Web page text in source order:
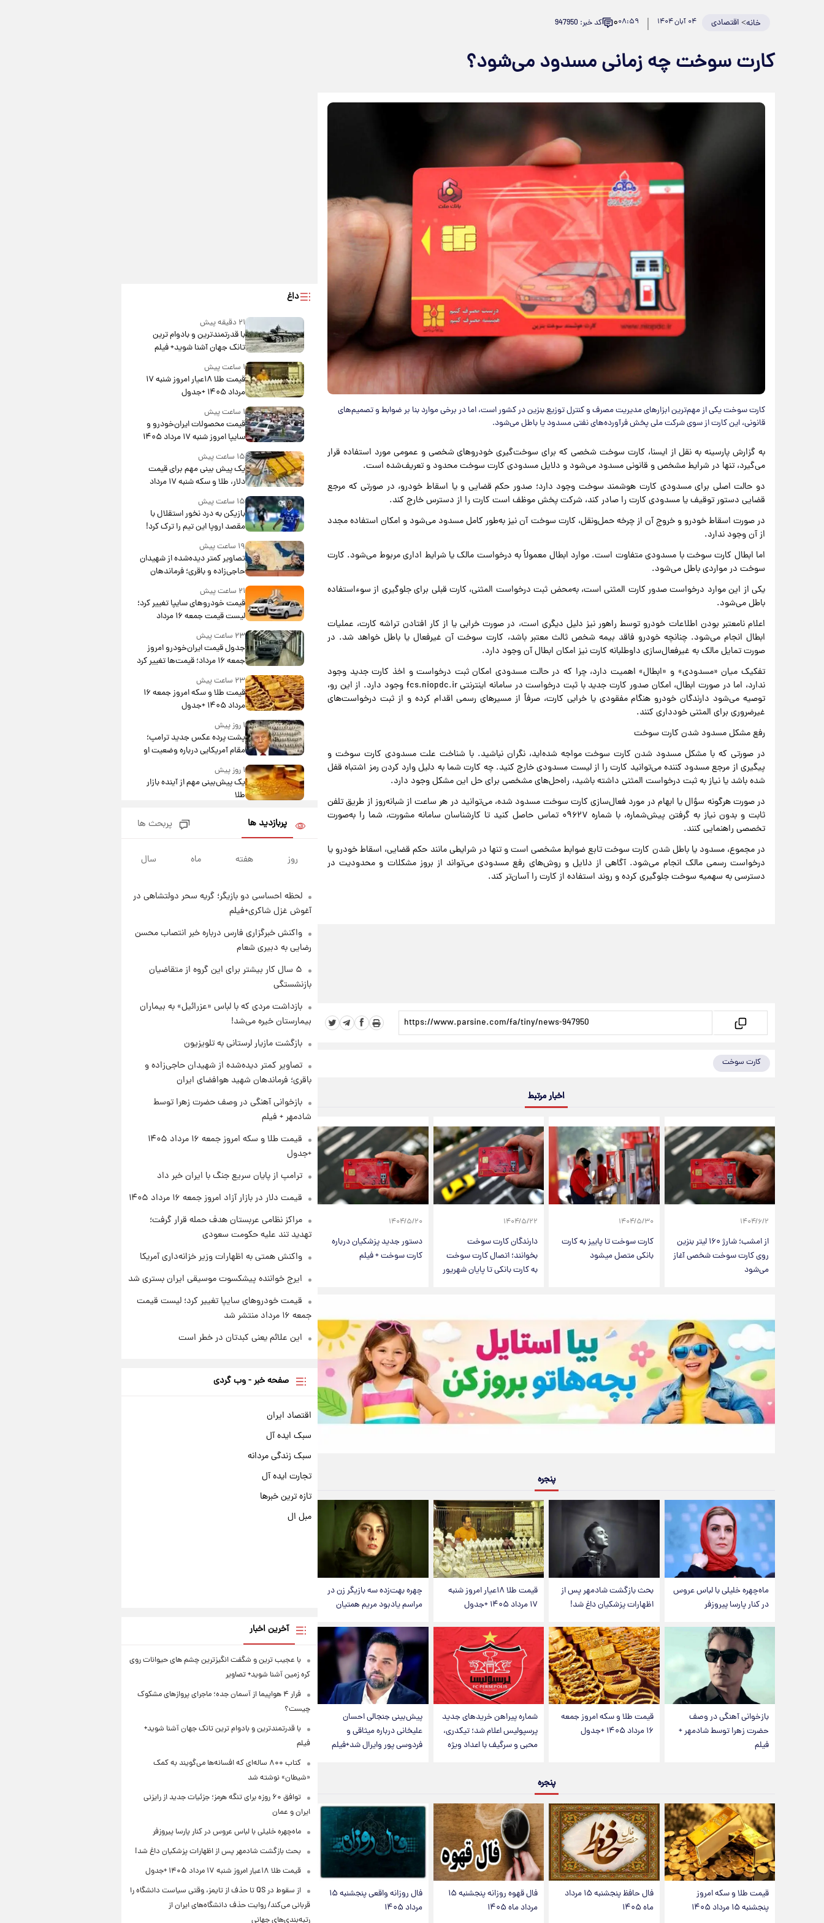
خانه>اقتصادی ۰۴ آبان ۱۴۰۴ ۰۸:۵۹۰ کد خبر: 947950
کارت سوخت چه زمانی مسدود می‌شود؟
کارت سوخت یکی از مهم‌ترین ابزارهای مدیریت مصرف و کنترل توزیع بنزین در کشور است، اما در برخی موارد بنا بر ضوابط و تصمیم‌های
قانونی، این کارت از سوی شرکت ملی پخش فرآورده‌های نفتی مسدود یا باطل می‌شود.
به گزارش پارسینه به نقل از ایسنا، کارت سوخت شخصی که برای سوخت‌گیری خودروهای شخصی و عمومی مورد استفاده قرار
می‌گیرد، تنها در شرایط مشخص و قانونی مسدود می‌شود و دلایل مسدودی کارت سوخت محدود و تعریف‌شده است.
دو حالت اصلی برای مسدودی کارت هوشمند سوخت وجود دارد؛ صدور حکم قضایی و یا اسقاط خودرو، در صورتی که مرجع
قضایی دستور توقیف یا مسدودی کارت را صادر کند، شرکت پخش موظف است کارت را از دسترس خارج کند.
در صورت اسقاط خودرو و خروج آن از چرخه حمل‌ونقل، کارت سوخت آن نیز به‌طور کامل مسدود می‌شود و امکان استفاده مجدد
از آن وجود ندارد.
اما ابطال کارت سوخت با مسدودی متفاوت است. موارد ابطال معمولاً به درخواست مالک یا شرایط اداری مربوط می‌شود. کارت
سوخت در مواردی باطل می‌شود.
یکی از این موارد درخواست صدور کارت المثنی است، به‌محض ثبت درخواست المثنی، کارت قبلی برای جلوگیری از سوءاستفاده
باطل می‌شود.
اعلام نامعتبر بودن اطلاعات خودرو توسط راهور نیز دلیل دیگری است، در صورت خرابی یا از کار افتادن تراشه کارت، عملیات
ابطال انجام می‌شود. چنانچه خودرو فاقد بیمه شخص ثالث معتبر باشد، کارت سوخت آن غیرفعال یا باطل خواهد شد. در
صورت تمایل مالک به غیرفعال‌سازی داوطلبانه کارت نیز امکان ابطال آن وجود دارد.
تفکیک میان «مسدودی» و «ابطال» اهمیت دارد، چرا که در حالت مسدودی امکان ثبت درخواست و اخذ کارت جدید وجود
ندارد، اما در صورت ابطال، امکان صدور کارت جدید با ثبت درخواست در سامانه اینترنتی fcs.niopdc.ir وجود دارد. از این رو،
توصیه می‌شود دارندگان خودرو هنگام مفقودی یا خرابی کارت، صرفاً از مسیرهای رسمی اقدام کرده و از ثبت درخواست‌های
غیرضروری برای المثنی خودداری کنند.
رفع مشکل مسدود شدن کارت سوخت
در صورتی که با مشکل مسدود شدن کارت سوخت مواجه شده‌اید، نگران نباشید. با شناخت علت مسدودی کارت سوخت و
پیگیری از مرجع مسدود کننده می‌توانید کارت را از لیست مسدودی خارج کنید. چه کارت شما به دلیل وارد کردن رمز اشتباه قفل
شده باشد یا نیاز به ثبت درخواست المثنی داشته باشید، راه‌حل‌های مشخصی برای حل این مشکل وجود دارد.
در صورت هرگونه سؤال یا ابهام در مورد فعال‌سازی کارت سوخت مسدود شده، می‌توانید در هر ساعت از شبانه‌روز از طریق تلفن
ثابت و بدون نیاز به گرفتن پیش‌شماره، با شماره ۰۹۶۲۷ تماس حاصل کنید تا کارشناسان سامانه مشورت، شما را به‌صورت
تخصصی راهنمایی کنند.
در مجموع، مسدود یا باطل شدن کارت سوخت تابع ضوابط مشخصی است و تنها در شرایطی مانند حکم قضایی، اسقاط خودرو یا
درخواست رسمی مالک انجام می‌شود. آگاهی از دلایل و روش‌های رفع مسدودی می‌تواند از بروز مشکلات و محدودیت در
دسترسی به سهمیه سوخت جلوگیری کرده و روند استفاده از کارت را آسان‌تر کند.
کارت سوخت
اخبار مرتبط
۱۴۰۴/۶/۲
از امشب؛ شارژ ۱۶۰ لیتر بنزین
روی کارت سوخت شخصی آغاز
می‌شود
۱۴۰۴/۵/۳۰
کارت سوخت تا پاییز به کارت
بانکی متصل میشود
۱۴۰۴/۵/۲۲
دارندگان کارت سوخت
بخوانند؛ اتصال کارت سوخت
به کارت بانکی تا پایان شهریور
۱۴۰۴/۵/۲۰
دستور جدید پزشکیان درباره
کارت سوخت + فیلم
پنجره
ماه‌چهره خلیلی با لباس عروس
در کنار پارسا پیروزفر
بحث بازگشت شادمهر پس از
اظهارات پزشکیان داغ شد!
قیمت طلا ۱۸عیار امروز شنبه
۱۷ مرداد ۱۴۰۵ +جدول
چهره بهت‌زده سه بازیگر زن در
مراسم یادبود مریم همتیان
بازخوانی آهنگی در وصف
حضرت زهرا توسط شادمهر +
فیلم
قیمت طلا و سکه امروز جمعه
۱۶ مرداد ۱۴۰۵ +جدول
شماره پیراهن خریدهای جدید
پرسپولیس اعلام شد؛ تیکدری،
محبی و سرگیف با اعداد ویژه
پیش‌بینی جنجالی احسان
علیخانی درباره میثاقی و
فردوسی پور وایرال شد+فیلم
پنجره
قیمت طلا و سکه امروز
پنجشنبه ۱۵ مرداد ۱۴۰۵
فال حافظ پنجشنبه ۱۵ مرداد
ماه ۱۴۰۵
فال قهوه روزانه پنجشنبه ۱۵
مرداد ماه ۱۴۰۵
فال روزانه واقعی پنجشنبه ۱۵
مرداد ۱۴۰۵
داغ
۲۱ دقیقه پیش
با قدرتمندترین و بادوام ترین
تانک جهان آشنا شوید+ فیلم
۱ ساعت پیش
قیمت طلا ۱۸عیار امروز شنبه ۱۷
مرداد ۱۴۰۵ +جدول
۱ ساعت پیش
قیمت محصولات ایران‌خودرو و
سایپا امروز شنبه ۱۷ مرداد ۱۴۰۵
۱۵ ساعت پیش
یک پیش ‌بینی مهم برای قیمت
دلار، طلا و سکه شنبه ۱۷ مرداد
۱۴۰۵
۱۵ ساعت پیش
بازیکن به درد نخور استقلال با
مقصد اروپا این تیم را ترک کرد!
۱۹ ساعت پیش
تصاویر کمتر دیده‌شده از شهیدان
حاجی‌زاده و باقری؛ فرماندهان
شهید هوافضای ایران
۲۱ ساعت پیش
قیمت خودروهای سایپا تغییر کرد؛
لیست قیمت جمعه ۱۶ مرداد
۲۳ ساعت پیش
جدول قیمت ایران‌خودرو امروز
جمعه ۱۶ مرداد؛ قیمت‌ها تغییر کرد
۲۳ ساعت پیش
قیمت طلا و سکه امروز جمعه ۱۶
مرداد ۱۴۰۵ +جدول
۱ روز پیش
پشت پرده عکس جدید ترامپ؛
مقام آمریکایی درباره وضعیت او
چه گفت؟
۱ روز پیش
یک پیش‌بینی مهم از آینده بازار
طلا
گران‌ترین خرید تاریخ رئال مادرید
رونمایی شد
۱ روز پیش
خواهند بود؟
۱ روز پیش
شماره پیراهن خریدهای جدید
پرسپولیس اعلام شد؛ تیکدری،
محبی و سرگیف با اعداد ویژه
۱ روز پیش
جزئیات فعال‌سازی «کیف پول
ایران» اعلام شد+فیلم
پربازدید ها پربحث ها
روز هفته ماه سال
لحظه احساسی دو بازیگر؛ گریه سحر دولتشاهی در
آغوش غزل شاکری+فیلم
واکنش خبرگزاری فارس درباره خبر انتصاب محسن
رضایی به دبیری شعام
۵ سال کار بیشتر برای این گروه از متقاضیان
بازنشستگی
بازداشت مردی که با لباس «عزرائیل» به بیماران
بیمارستان خیره می‌شد!
بازگشت مازیار لرستانی به تلویزیون
تصاویر کمتر دیده‌شده از شهیدان حاجی‌زاده و
باقری؛ فرماندهان شهید هوافضای ایران
بازخوانی آهنگی در وصف حضرت زهرا توسط
شادمهر + فیلم
قیمت طلا و سکه امروز جمعه ۱۶ مرداد ۱۴۰۵
+جدول
ترامپ از پایان سریع جنگ با ایران خبر داد
قیمت دلار در بازار آزاد امروز جمعه ۱۶ مرداد ۱۴۰۵
مراکز نظامی عربستان هدف حمله قرار گرفت؛
تهدید تند علیه حکومت سعودی
واکنش همتی به اظهارات وزیر خزانه‌داری آمریکا
ایرج خواننده پیشکسوت موسیقی ایران بستری شد
قیمت خودروهای سایپا تغییر کرد؛ لیست قیمت
جمعه ۱۶ مرداد منتشر شد
این علائم یعنی کبدتان در خطر است
صفحه خبر - وب گردی
اقتصاد ایران
سبک ایده آل
سبک زندگی مردانه
تجارت ایده آل
تازه ترین خبرها
مبل ال
آخرین اخبار
با عجیب ترین و شگفت انگیزترین چشم های حیوانات روی
کره زمین آشنا شوید+ تصاویر
فرار ۴ هواپیما از آسمان جده؛ ماجرای پروازهای مشکوک
چیست؟
با قدرتمندترین و بادوام ترین تانک جهان آشنا شوید+
فیلم
کتاب ۸۰۰ ساله‌ای که افسانه‌ها می‌گویند به کمک
«شیطان» نوشته شد
توافق ۶۰ روزه برای تنگه هرمز؛ جزئیات جدید از رایزنی
ایران و عمان
ماه‌چهره خلیلی با لباس عروس در کنار پارسا پیروزفر
بحث بازگشت شادمهر پس از اظهارات پزشکیان داغ شد!
قیمت طلا ۱۸عیار امروز شنبه ۱۷ مرداد ۱۴۰۵ +جدول
از سقوط در QS تا حذف از تایمز، وقتی سیاست دانشگاه را
قربانی می‌کند/ روایت حذف دانشگاه‌های ایران از
رتبه‌بندی‌های جهانی